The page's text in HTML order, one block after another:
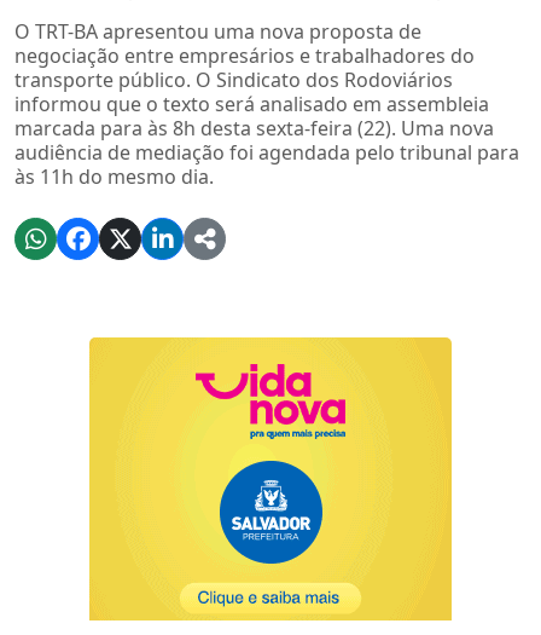
O TRT-BA apresentou uma nova proposta de
negociação entre empresários e trabalhadores do
transporte público. O Sindicato dos Rodoviários
informou que o texto será analisado em assembleia
marcada para às 8h desta sexta-feira (22). Uma nova
audiência de mediação foi agendada pelo tribunal para
às 11h do mesmo dia.